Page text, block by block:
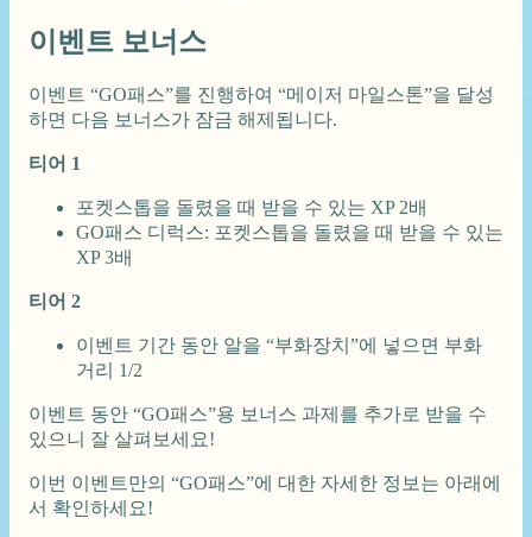
이벤트 보너스
이벤트 “GO패스”를 진행하여 “메이저 마일스톤”을 달성
하면 다음 보너스가 잠금 해제됩니다.
티어 1
포켓스톱을 돌렸을 때 받을 수 있는 XP 2배
GO패스 디럭스: 포켓스톱을 돌렸을 때 받을 수 있는
XP 3배
티어 2
이벤트 기간 동안 알을 “부화장치”에 넣으면 부화
거리 1/2
이벤트 동안 “GO패스”용 보너스 과제를 추가로 받을 수
있으니 잘 살펴보세요!
이번 이벤트만의 “GO패스”에 대한 자세한 정보는 아래에
서 확인하세요!